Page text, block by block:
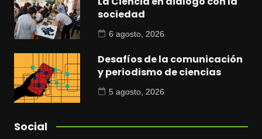
sociedad
6 agosto, 2026
Desafíos de la comunicación
y periodismo de ciencias
5 agosto, 2026
Social